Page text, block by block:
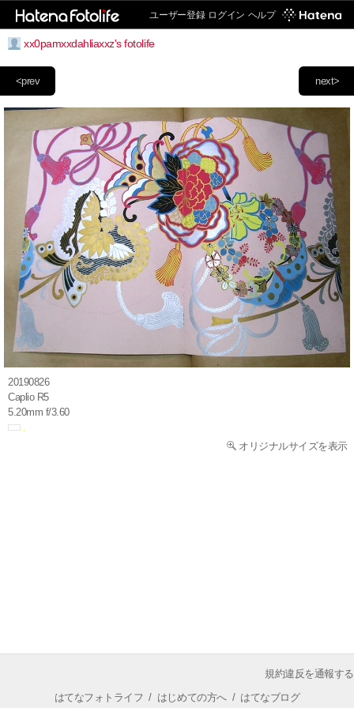
ユーザー登録 ログイン ヘルプ
xx0pamxxdahliaxxz's fotolife
next>
<prev
20190826
Caplio R5
5.20mm f/3.60
オリジナルサイズを表示
規約違反を通報する
はてなフォトライフ / はじめての方へ/ はてなブログ